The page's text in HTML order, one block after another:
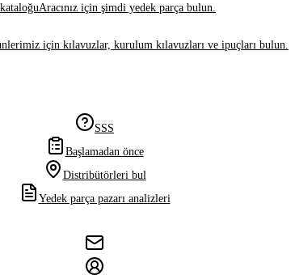
Aracınız için şimdi yedek parça bulun.
için kılavuzlar, kurulum kılavuzları ve ipuçları bulun.
SSS
Başlamadan önce
Distribütörleri bul
Yedek parça pazarı analizleri